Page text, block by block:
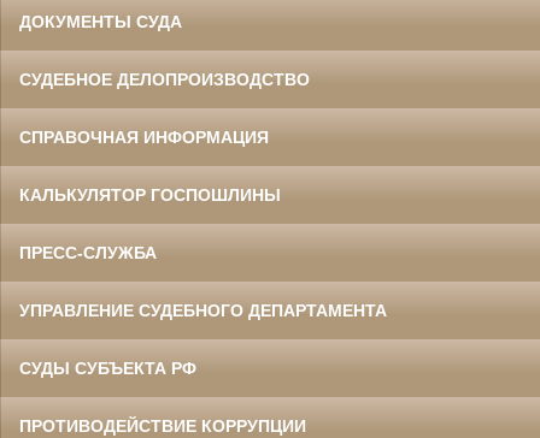
ДОКУМЕНТЫ СУДА
СУДЕБНОЕ ДЕЛОПРОИЗВОДСТВО
СПРАВОЧНАЯ ИНФОРМАЦИЯ
КАЛЬКУЛЯТОР ГОСПОШЛИНЫ
ПРЕСС-СЛУЖБА
УПРАВЛЕНИЕ СУДЕБНОГО ДЕПАРТАМЕНТА
СУДЫ СУБЪЕКТА РФ
ПРОТИВОДЕЙСТВИЕ КОРРУПЦИИ